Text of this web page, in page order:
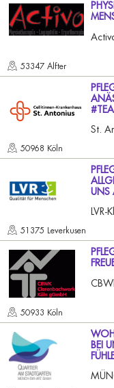
53347 Alfter
St.
50968 Köln
UNS
LVR-
51375 Leverkusen
50933 Köln
BEI